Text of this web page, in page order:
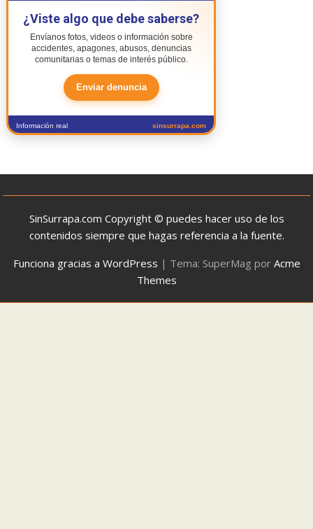
¿Viste algo que debe saberse?
Envíanos fotos, videos o información sobre
accidentes, apagones, abusos, denuncias
comunitarias o temas de interés público.
Enviar denuncia
Información real sinsurrapa.com
SinSurrapa.com Copyright © puedes hacer uso de los
contenidos siempre que hagas referencia a la fuente.
Funciona gracias a WordPress | Tema: SuperMag por Acme
Themes